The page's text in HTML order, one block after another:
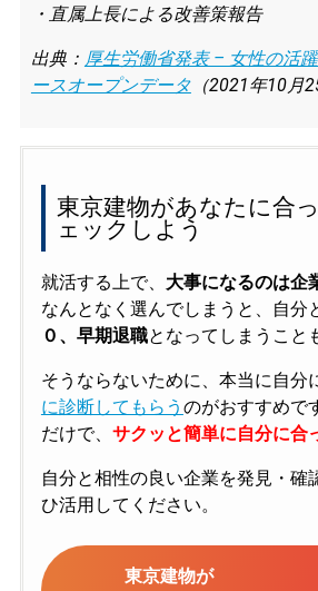
・直属上長による改善策報告
出典： 厚生労働省発表 – 女性の活
ースオープンデータ（2021年10月
東京建物があなたに合
ェックしよう
就活する上で、 大事になるのは企
なんとなく選んでしまうと、自分
０、早期退職となってしまうこと
そうならないために、本当に自分
に診断してもらう のがおすすめで
だけで、 サクッと簡単に自分に合
自分と相性の良い企業を発見・確
ひ活用してください。
東京建物が